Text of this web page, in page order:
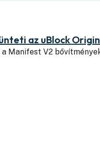
az uBlock
Manifest V2